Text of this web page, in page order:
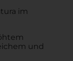
im
und